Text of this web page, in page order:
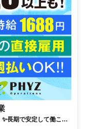
長期で安定して働こ